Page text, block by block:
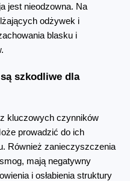
jest nieodzowna. Na
odżywek i
blasku i
szkodliwe dla
kluczowych czynników
prowadzić do ich
Również zanieczyszczenia
mają negatywny
i osłabienia struktury